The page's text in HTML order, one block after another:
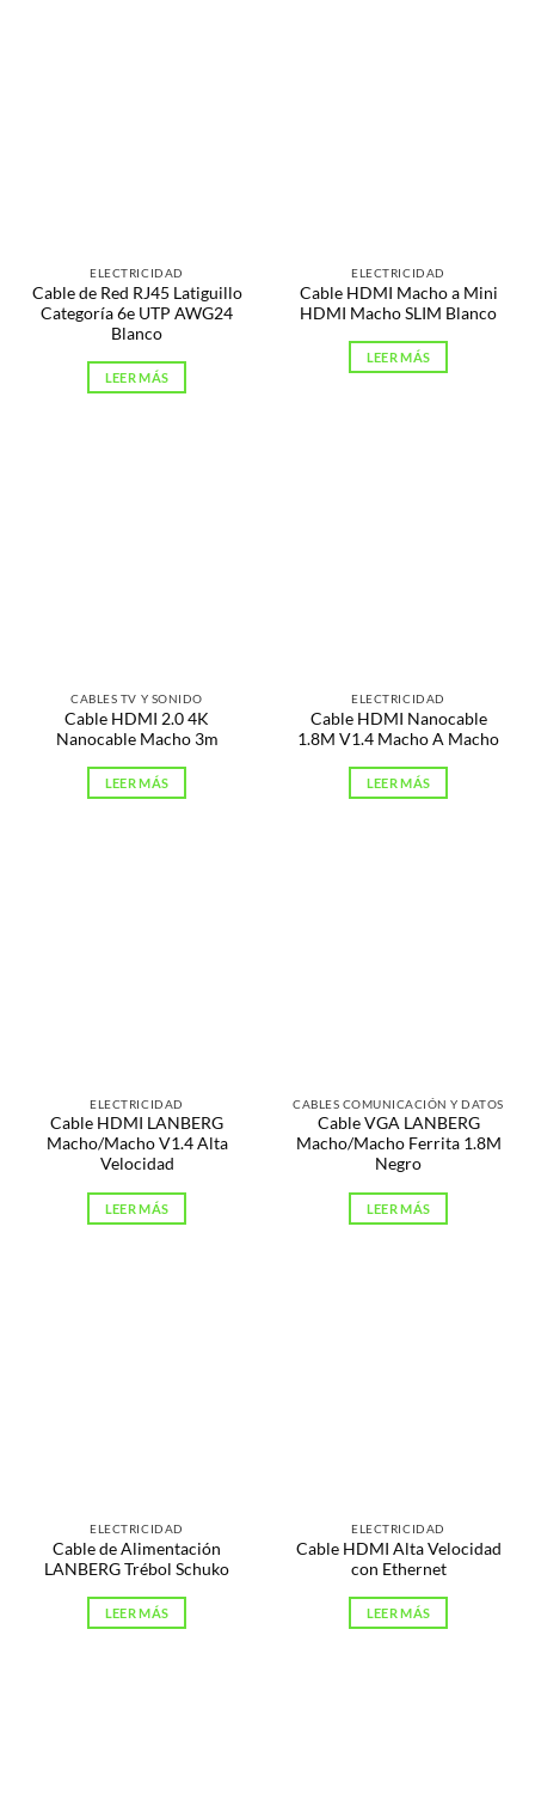
ELECTRICIDAD
Cable de Red RJ45 Latiguillo
Categoría 6e UTP AWG24
Blanco
LEER MÁS
ELECTRICIDAD
Cable HDMI Macho a Mini
HDMI Macho SLIM Blanco
LEER MÁS
CABLES TV Y SONIDO
Cable HDMI 2.0 4K
Nanocable Macho 3m
LEER MÁS
ELECTRICIDAD
Cable HDMI Nanocable
1.8M V1.4 Macho A Macho
LEER MÁS
ELECTRICIDAD
Cable HDMI LANBERG
Macho/Macho V1.4 Alta
Velocidad
LEER MÁS
CABLES COMUNICACIÓN Y DATOS
Cable VGA LANBERG
Macho/Macho Ferrita 1.8M
Negro
LEER MÁS
ELECTRICIDAD
Cable de Alimentación
LANBERG Trébol Schuko
LEER MÁS
ELECTRICIDAD
Cable HDMI Alta Velocidad
con Ethernet
LEER MÁS